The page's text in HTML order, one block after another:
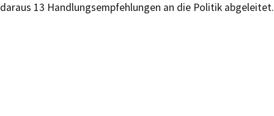
daraus 13 Handlungsempfehlungen an die Politik abgeleitet.